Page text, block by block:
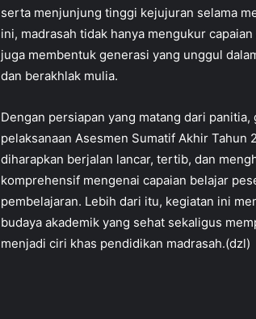
serta menjunjung tinggi kejujuran selama
ini, madrasah tidak hanya mengukur
juga membentuk generasi yang unggul
dan berakhlak mulia.
Dengan persiapan yang matang dari
pelaksanaan Asesmen Sumatif Akhir Tahun
diharapkan berjalan lancar, tertib, dan
komprehensif mengenai capaian belajar
pembelajaran. Lebih dari itu, kegiatan ini
budaya akademik yang sehat sekaligus
menjadi ciri khas pendidikan madrasah.(dzl)